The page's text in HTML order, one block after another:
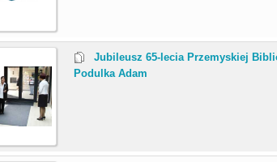
Jubileusz 65-lecia Przemyskiej
Podulka Adam